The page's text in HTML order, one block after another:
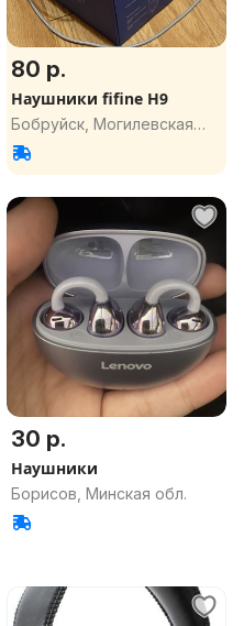
80 р.
Наушники fifine H9
Бобруйск, Могилевская
обл.
30 р.
Наушники
Борисов, Минская обл.